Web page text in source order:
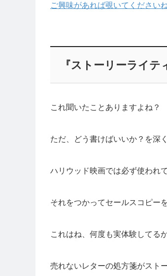
ご興味があれば覗いてくださいね
『ストーリーライテ
これ聞いたことありますよね？
ただ、どう書けばいいか？を深
ハリウッド映画では必ず使われ
それをつかってセールスコピー
これはね、何度も実体験してる
売れないレターの処方箋がスト